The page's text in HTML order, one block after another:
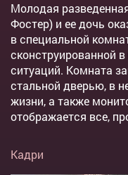
Молодая
Фостер) и ее дочь
в специальной
сконструированной
ситуаций. Комната
стальной дверью, в
жизни, а также
отображается все,
Кадри